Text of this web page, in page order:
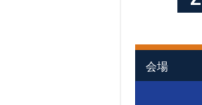
会場